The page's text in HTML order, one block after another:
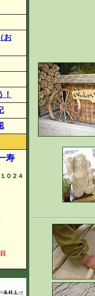
お
寿
０２４